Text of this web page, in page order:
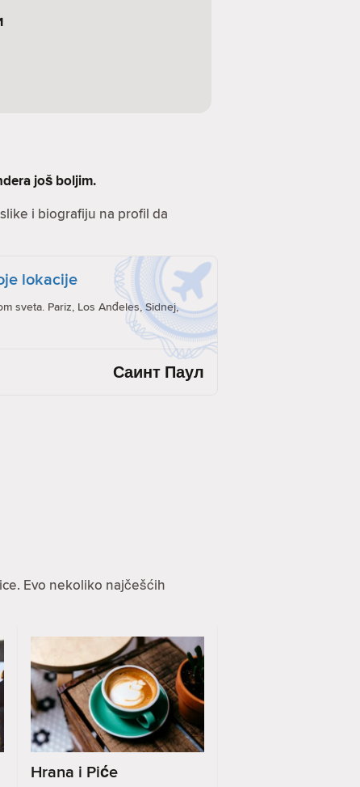
još boljim.
i biografiju na profil da
lokacije
sveta. Pariz, Los Anđeles, Sidnej,
Саинт Паул
Evo nekoliko najčešćih
Hrana i Piće